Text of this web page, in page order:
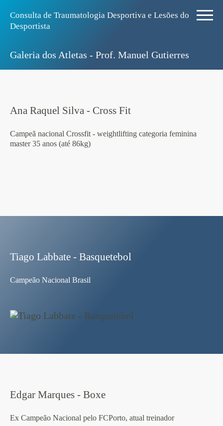
Consulta de Traumatologia Desportiva e Lesões do
Desportista
Galeria dos Atletas - Prof. Manuel Gutierres
Ana Raquel Silva - Cross Fit
Campeã nacional Crossfit - weightlifting categoria feminina
master 35 anos (até 86kg)
Tiago Labbate - Basquetebol
Campeão Nacional Brasil
Edgar Marques - Boxe
Ex Campeão Nacional pelo FCPorto, atual treinador